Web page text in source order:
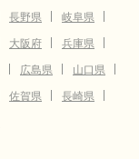
長野県
岐阜県
大阪府
兵庫県
広島県
山口県
佐賀県
長崎県